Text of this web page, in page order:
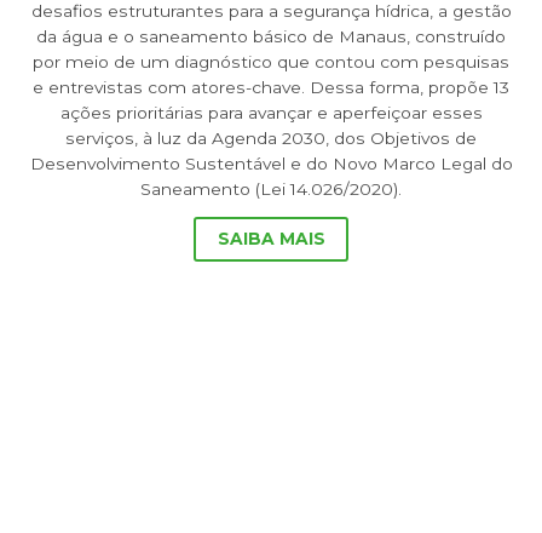
desafios estruturantes para a segurança hídrica, a gestão
da água e o saneamento básico de Manaus, construído
por meio de um diagnóstico que contou com pesquisas
e entrevistas com atores-chave. Dessa forma, propõe 13
ações prioritárias para avançar e aperfeiçoar esses
serviços, à luz da Agenda 2030, dos Objetivos de
Desenvolvimento Sustentável e do Novo Marco Legal do
Saneamento (Lei 14.026/2020).
SAIBA MAIS